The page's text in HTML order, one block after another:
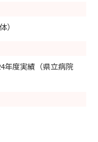
度実績（県立病院